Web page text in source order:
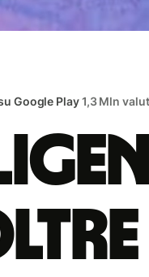
Google Play1,3 Mln